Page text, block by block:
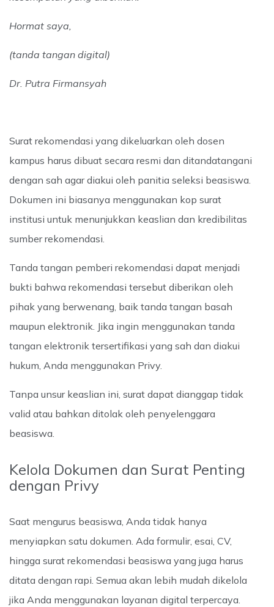
Hormat saya,
(tanda tangan digital)
Dr. Putra Firmansyah
Surat rekomendasi yang dikeluarkan oleh dosen
kampus harus dibuat secara resmi dan ditandatangani
dengan sah agar diakui oleh panitia seleksi beasiswa.
Dokumen ini biasanya menggunakan kop surat
institusi untuk menunjukkan keaslian dan kredibilitas
sumber rekomendasi.
Tanda tangan pemberi rekomendasi dapat menjadi
bukti bahwa rekomendasi tersebut diberikan oleh
pihak yang berwenang, baik tanda tangan basah
maupun elektronik. Jika ingin menggunakan tanda
tangan elektronik tersertifikasi yang sah dan diakui
hukum, Anda menggunakan Privy.
Tanpa unsur keaslian ini, surat dapat dianggap tidak
valid atau bahkan ditolak oleh penyelenggara
beasiswa.
Kelola Dokumen dan Surat Penting
dengan Privy
Saat mengurus beasiswa, Anda tidak hanya
menyiapkan satu dokumen. Ada formulir, esai, CV,
hingga surat rekomendasi beasiswa yang juga harus
ditata dengan rapi. Semua akan lebih mudah dikelola
jika Anda menggunakan layanan digital terpercaya.